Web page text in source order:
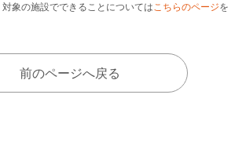
象の施設でできることについてはこちらのページを
前のページへ戻る